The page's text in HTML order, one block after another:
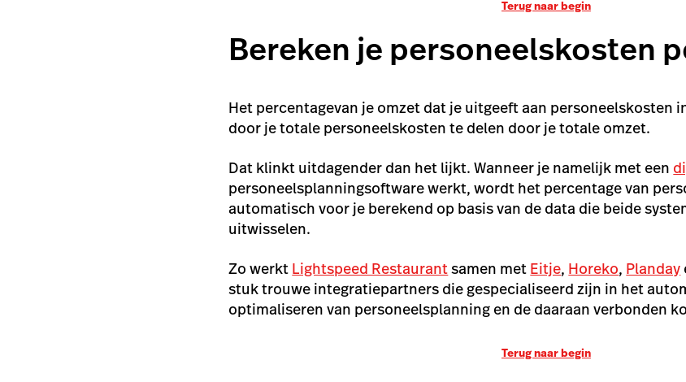
Terug naar begin
Bereken je personeelskosten
Het percentagevan je omzet dat je uitgeeft aan personeelskosten
door je totale personeelskosten te delen door je totale omzet.
Dat klinkt uitdagender dan het lijkt. Wanneer je namelijk met een
personeelsplanningsoftware werkt, wordt het percentage van
automatisch voor je berekend op basis van de data die beide
uitwisselen.
Zo werkt Lightspeed Restaurantsamen met Eitje, Horeko, Planday
stuk trouwe integratiepartners die gespecialiseerd zijn in het
optimaliseren van personeelsplanning en de daaraan verbonden
Terug naar begin